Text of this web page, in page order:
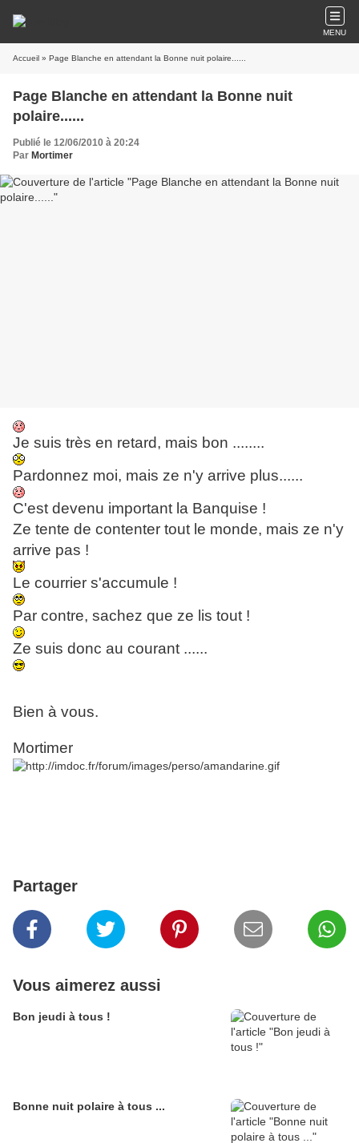
MENU
Accueil » Page Blanche en attendant la Bonne nuit polaire......
Page Blanche en attendant la Bonne nuit
polaire......
Publié le 12/06/2010 à 20:24
Par Mortimer
Je suis très en retard, mais bon ........
Pardonnez moi, mais ze n'y arrive plus......
C'est devenu important la Banquise !
Ze tente de contenter tout le monde, mais ze n'y
arrive pas !
Le courrier s'accumule !
Par contre, sachez que ze lis tout !
Ze suis donc au courant ......
Bien à vous.
Mortimer
Partager
Vous aimerez aussi
Bon jeudi à tous !
Bonne nuit polaire à tous ...